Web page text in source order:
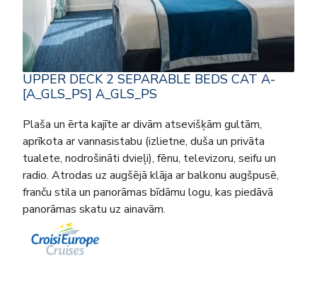
UPPER DECK 2 SEPARABLE BEDS CAT A-
[A_GLS_PS] A_GLS_PS
Plaša un ērta kajīte ar divām atsevišķām gultām,
aprīkota ar vannasistabu (izlietne, duša un privāta
tualete, nodrošināti dvieļi), fēnu, televizoru, seifu un
radio. Atrodas uz augšējā klāja ar balkonu augšpusē,
franču stila un panorāmas bīdāmu logu, kas piedāvā
panorāmas skatu uz ainavām.